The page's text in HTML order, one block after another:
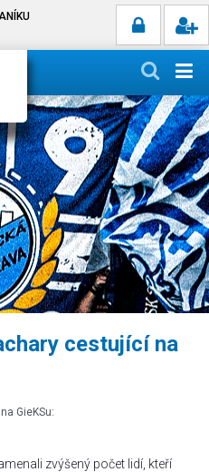
cestující na
GieKSu:
zvýšený počet lidí, kteří